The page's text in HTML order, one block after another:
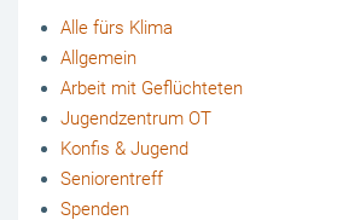
Alle fürs Klima
Allgemein
Arbeit mit Geflüchteten
Jugendzentrum OT
Konfis & Jugend
Seniorentreff
Spenden